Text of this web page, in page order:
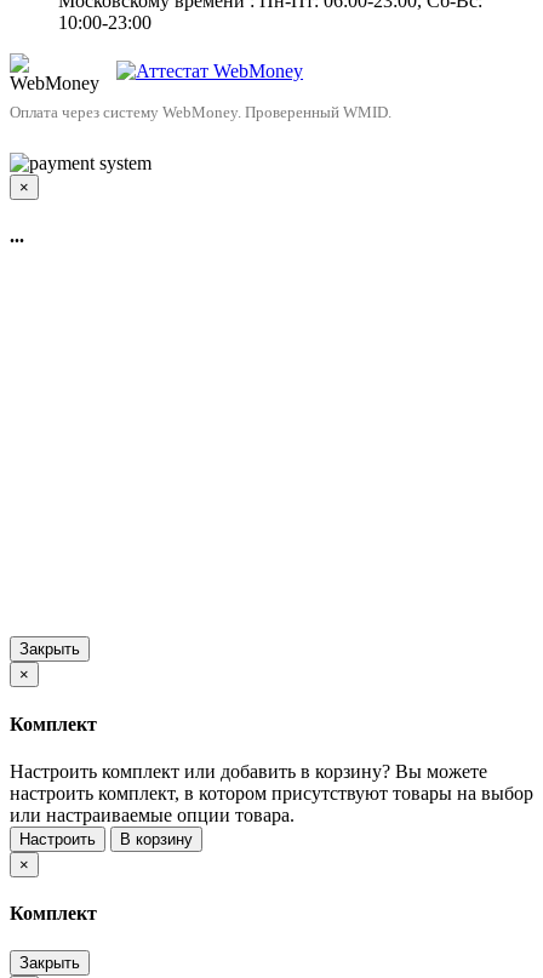
10:00-23:00
Оплата через систему WebMoney. Проверенный WMID.
×
...
Закрыть
×
Комплект
Настроить комплект или добавить в корзину? Вы можете
настроить комплект, в котором присутствуют товары на выбор
или настраиваемые опции товара.
Настроить
В корзину
×
Комплект
Закрыть